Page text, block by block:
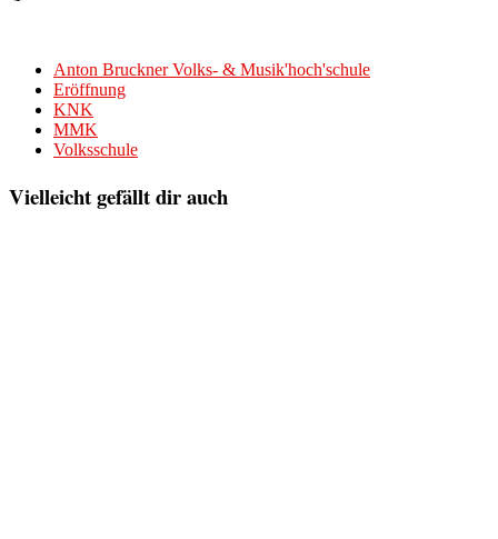
Anton Bruckner Volks- & Musik'hoch'schule
Eröffnung
KNK
MMK
Volksschule
Vielleicht gefällt dir auch